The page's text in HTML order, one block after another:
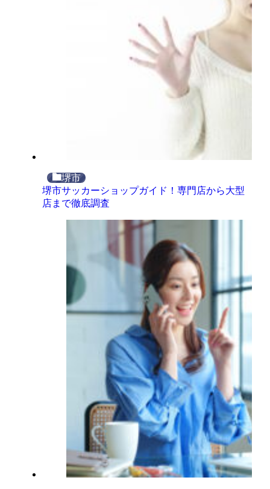
堺市
堺市サッカーショップガイド！専門店から大型
店まで徹底調査